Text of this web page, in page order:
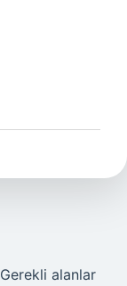
Gerekli alanlar